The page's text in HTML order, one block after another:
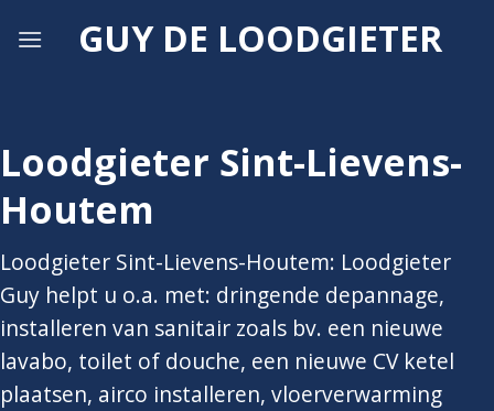
GUY DE LOODGIETER
Loodgieter Sint-Lievens-
Houtem
Loodgieter Sint-Lievens-Houtem: Loodgieter
Guy helpt u o.a. met: dringende depannage,
installeren van sanitair zoals bv. een nieuwe
lavabo, toilet of douche, een nieuwe CV ketel
plaatsen, airco installeren, vloerverwarming